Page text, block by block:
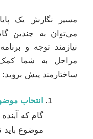
مسیر نگارش یک
می‌توان به چندین
نیازمند توجه و
مراحل به شما
ساختارمند پیش بروید:
انتخاب
گام که
موضوع باید